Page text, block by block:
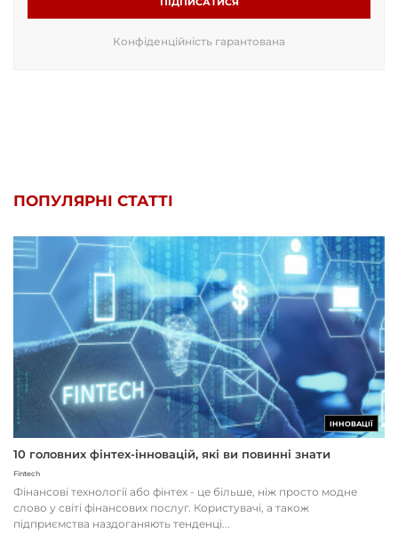
Конфіденційність гарантована
ПОПУЛЯРНІ СТАТТІ
ІННОВАЦІЇ
10 головних фінтех-інновацій, які ви повинні знати
Fintech
Фінансові технології або фінтех - це більше, ніж просто модне
слово у світі фінансових послуг. Користувачі, а також
підприємства наздоганяють тенденці...